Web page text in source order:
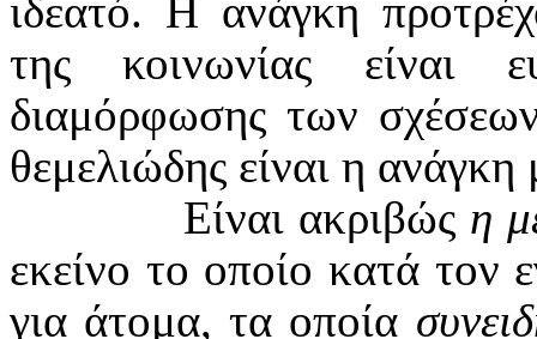
ιδεατό. Η ανάγκη
της κοινωνίας είναι
διαμόρφωσης των
θεμελιώδης είναι η
Είναι ακριβώς η
εκείνο το οποίο κατά τον
για άτομα, τα οποία